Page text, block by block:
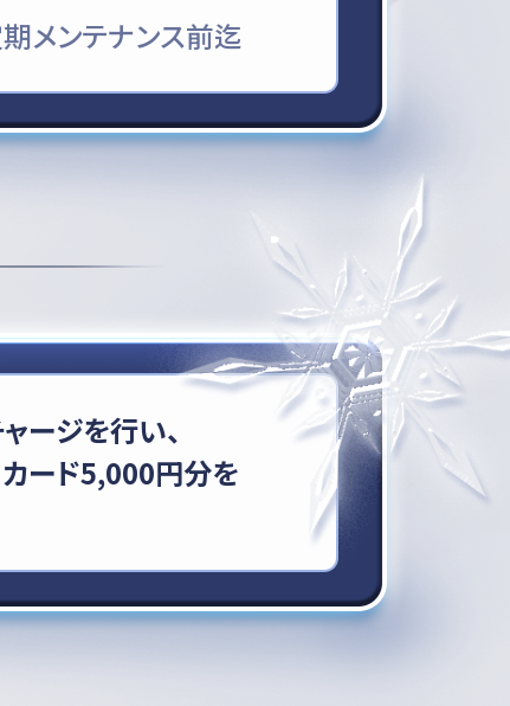
メンテナンス前迄
ージを行い、
ード5,000円分を